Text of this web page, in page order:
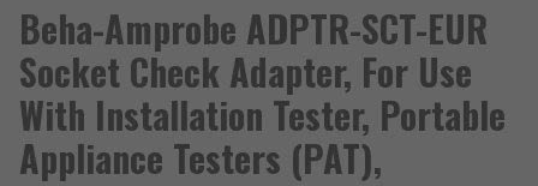
Beha-Amprobe ADPTR-SCT-EUR
Socket Check Adapter, For Use
With Installation Tester, Portable
Appliance Testers (PAT),